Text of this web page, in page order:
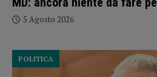
5 Agosto 2026
POLITICA